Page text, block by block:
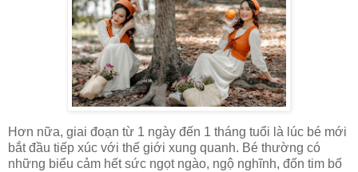
Hơn nữa, giai đoạn từ 1 ngày đến 1 tháng tuổi là lúc bé mới
bắt đầu tiếp xúc với thế giới xung quanh. Bé thường có
những biểu cảm hết sức ngọt ngào, ngộ nghĩnh, đốn tim bố